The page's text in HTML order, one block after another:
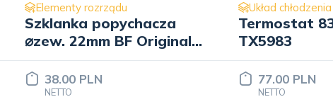
Elementy rozrządu
Szklanka popychacza
⌀zew. 22mm BF Original
20010510132
38.00 PLN
NETTO
Układ chłodzenia
Termostat
TX5983
77.00 PLN
NETTO